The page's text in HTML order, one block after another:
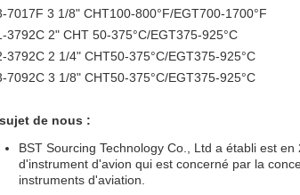
7017F 3 1/8" CHT100-800°F/EGT700-1700°F
3792C 2" CHT 50-375°C/EGT375-925°C
3792C 2 1/4" CHT50-375°C/EGT375-925°C
7092C 3 1/8" CHT50-375°C/EGT375-925°C
de nous :
BST Sourcing Technology Co., Ltd a établi est
d'instrument d'avion qui est concerné par la
instruments d'aviation.